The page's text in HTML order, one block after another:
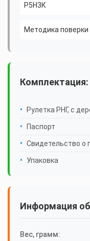
Р5Н3К
Методика
Комплектация:
Рулетка РНГ, с
Паспорт
Свидетельство о
Упаковка
Информация об
Вес, грамм: